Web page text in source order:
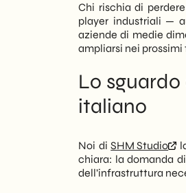
Chi rischia di
player industriali —
aziende di medie
ampliarsi nei prossimi
Lo
italiano
Noi diSHM Studio
chiara: la domanda di
dell’infrastruttura